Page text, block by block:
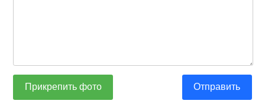
Прикрепить фото Отправить